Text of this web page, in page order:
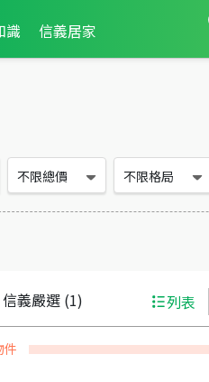
識 信義居家
不限總價 不限格局
信義嚴選(1) 列表
件